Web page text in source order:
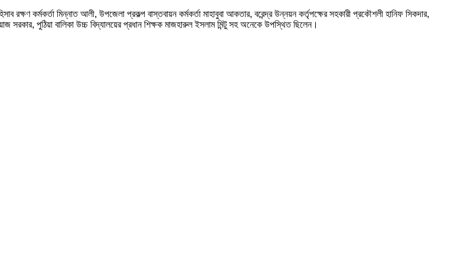
রক্ষণ কর্মকর্তা মিন্নাত আলী, উপজেলা প্রকল্প বাস্তবায়ন কর্মকর্তা মাহাবুবা আকতার, বরেন্দ্র উন্নয়ন কর্তৃপক্ষের সহকারী প্রকৌশলী হানিফ সিকদার,
পুঠিয়া বালিকা উচ্চ বিদ্যালয়ের প্রধান শিক্ষক মাজহারুল ইসলাম মিন্টু সহ অনেকে উপস্থিত ছিলেন।